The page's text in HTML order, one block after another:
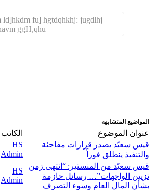
ld]hkdm fu] hgtdqhkhj: jugdlhj
ggH,qhu
المواضيع المتشابهه
عنوان الموضوع الكاتب
قيس سعيّد يصدر قرارات مفاجئة
والتنفيذ ينطلق فوراً
HS
Admin
قيس سعيّد من المنستير: “انتهى زمن
تزيين الواجهات”… رسائل حازمة
بشأن المال العام وسوء التصرف
HS
Admin